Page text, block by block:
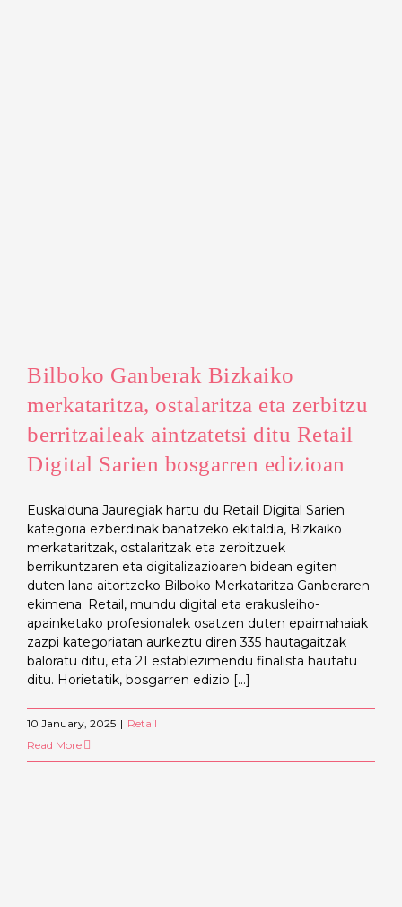
Bilboko Ganberak Bizkaiko
merkataritza, ostalaritza eta zerbitzu
berritzaileak aintzatetsi ditu Retail
Digital Sarien bosgarren edizioan
Euskalduna Jauregiak hartu du Retail Digital Sarien
kategoria ezberdinak banatzeko ekitaldia, Bizkaiko
merkataritzak, ostalaritzak eta zerbitzuek
berrikuntzaren eta digitalizazioaren bidean egiten
duten lana aitortzeko Bilboko Merkataritza Ganberaren
ekimena. Retail, mundu digital eta erakusleiho-
apainketako profesionalek osatzen duten epaimahaiak
zazpi kategoriatan aurkeztu diren 335 hautagaitzak
baloratu ditu, eta 21 establezimendu finalista hautatu
ditu. Horietatik, bosgarren edizio [...]
10 January, 2025 | Retail
Read More